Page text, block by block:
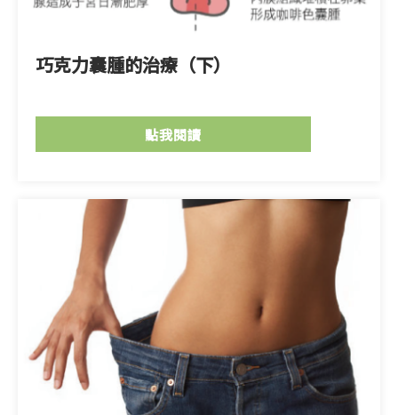
巧克力囊腫的治療（下）
點我閱讀